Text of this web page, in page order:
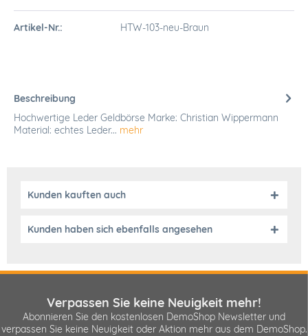
Artikel-Nr.: HTW-103-neu-Braun
Beschreibung
Hochwertige Leder Geldbörse Marke: Christian Wippermann
Material: echtes Leder... mehr
Kunden kauften auch
Kunden haben sich ebenfalls angesehen
Verpassen Sie keine Neuigkeit mehr!
Abonnieren Sie den kostenlosen DemoShop Newsletter und
verpassen Sie keine Neuigkeit oder Aktion mehr aus dem DemoShop.